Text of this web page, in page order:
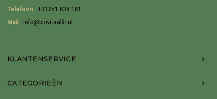
Telefoon
+31251 838 181
Mail
Info@biovitaalfit.nl
KLANTENSERVICE
CATEGORIEËN